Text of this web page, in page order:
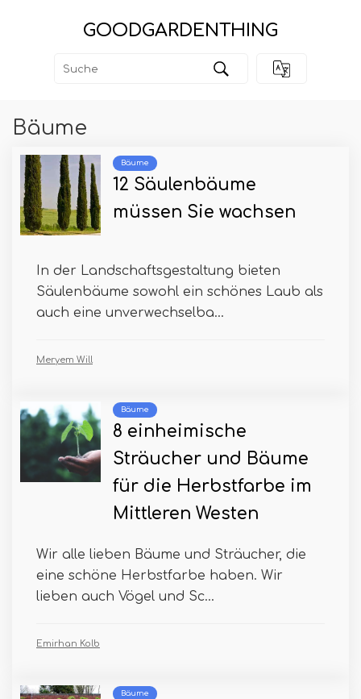
GOODGARDENTHING
Bäume
Bäume
12 Säulenbäume
müssen Sie wachsen
In der Landschaftsgestaltung bieten
Säulenbäume sowohl ein schönes Laub als
auch eine unverwechselba...
Meryem Will
Bäume
8 einheimische
Sträucher und Bäume
für die Herbstfarbe im
Mittleren Westen
Wir alle lieben Bäume und Sträucher, die
eine schöne Herbstfarbe haben. Wir
lieben auch Vögel und Sc...
Emirhan Kolb
Bäume